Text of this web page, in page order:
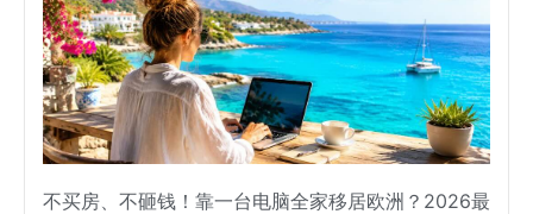
不买房、不砸钱！靠一台电脑全家移居欧洲？2026最